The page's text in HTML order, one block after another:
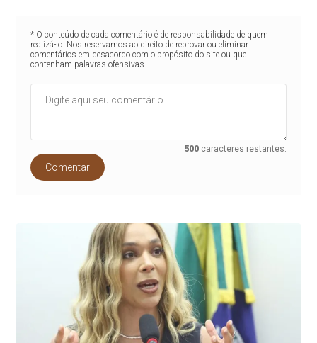
* O conteúdo de cada comentário é de responsabilidade de quem
realizá-lo. Nos reservamos ao direito de reprovar ou eliminar
comentários em desacordo com o propósito do site ou que
contenham palavras ofensivas.
500 caracteres restantes.
Comentar